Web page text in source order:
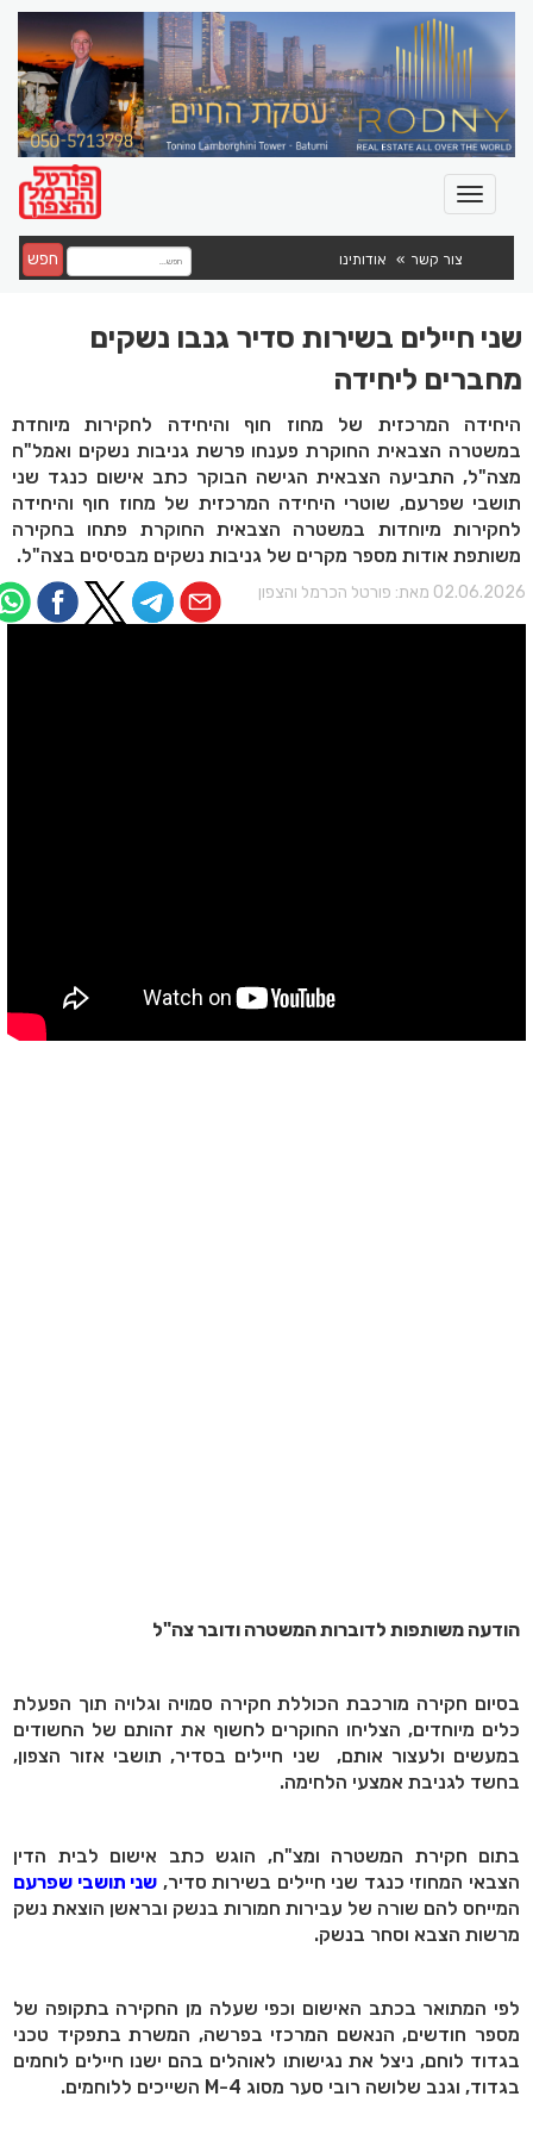
צור קשר אודותינו חפש
שני חיילים בשירות סדיר גנבו נשקים
מחברים ליחידה
היחידה המרכזית של מחוז חוף והיחידה לחקירות מיוחדת
במשטרה הצבאית החוקרת פענחו פרשת גניבות נשקים ואמל"ח
מצה"ל, התביעה הצבאית הגישה הבוקר כתב אישום כנגד שני
תושבי שפרעם, שוטרי היחידה המרכזית של מחוז חוף והיחידה
לחקירות מיוחדות במשטרה הצבאית החוקרת פתחו בחקירה
משותפת אודות מספר מקרים של גניבות נשקים מבסיסים בצה"ל.
מאת: פורטל הכרמל והצפון
הודעה משותפות לדוברות המשטרה ודובר צה"ל
בסיום חקירה מורכבת הכוללת חקירה סמויה וגלויה תוך הפעלת
כלים מיוחדים, הצליחו החוקרים לחשוף את זהותם של החשודים
במעשים ולעצור אותם, שני חיילים בסדיר, תושבי אזור הצפון,
בחשד לגניבת אמצעי הלחימה.
בתום חקירת המשטרה ומצ"ח, הוגש כתב אישום לבית הדין
הצבאי המחוזי כנגד שני חיילים בשירות סדיר,שני תושבי שפרעם
המייחס להם שורה של עבירות חמורות בנשק ובראשן הוצאת נשק
מרשות הצבא וסחר בנשק.
לפי המתואר בכתב האישום וכפי שעלה מן החקירה בתקופה של
מספר חודשים, הנאשם המרכזי בפרשה, המשרת בתפקיד טכני
בגדוד לוחם, ניצל את נגישותו לאוהלים בהם ישנו חיילים לוחמים
בגדוד, וגנב שלושה רובי סער מסוג M-4 השייכים ללוחמים.